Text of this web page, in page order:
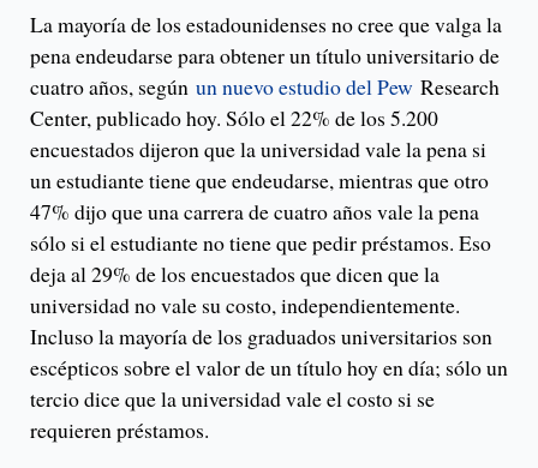
La mayoría de los estadounidenses no cree que valga la
pena endeudarse para obtener un título universitario de
cuatro años, según un nuevo estudio del Pew Research
Center, publicado hoy. Sólo el 22% de los 5.200
encuestados dijeron que la universidad vale la pena si
un estudiante tiene que endeudarse, mientras que otro
47% dijo que una carrera de cuatro años vale la pena
sólo si el estudiante no tiene que pedir préstamos. Eso
deja al 29% de los encuestados que dicen que la
universidad no vale su costo, independientemente.
Incluso la mayoría de los graduados universitarios son
escépticos sobre el valor de un título hoy en día; sólo un
tercio dice que la universidad vale el costo si se
requieren préstamos.